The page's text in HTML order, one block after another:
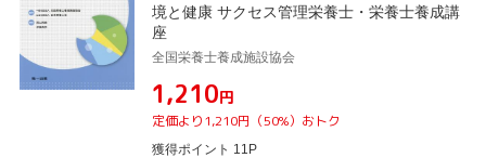
境と健康 サクセス管理栄養士・栄養士養成講
座
全国栄養士養成施設協会
¥1,210円
定価より1,210円（50%）おトク
獲得ポイント 11P